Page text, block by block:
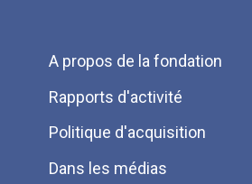
Menu
Pied
de
page
A propos de la fondation
Rapports d'activité
Politique d'acquisition
Dans les médias